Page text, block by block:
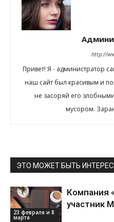
http://
Привет! Я - администратор
наш сайт был красивым и
не засоряй его
мусором.
ЭТО МОЖЕТ БЫТЬ
23 февраля и 8
марта
Компания
участник